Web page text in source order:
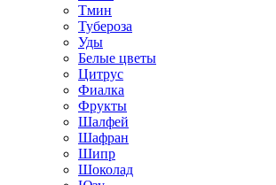
Тмин
Тубероза
Уды
Белые цветы
Цитрус
Фиалка
Фрукты
Шалфей
Шафран
Шипр
Шоколад